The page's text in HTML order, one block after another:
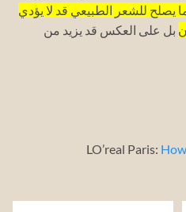
يصلح للشعر الطبيعي قد لا يؤدي
بل على العكس قد يزيد من
LO’real Paris: